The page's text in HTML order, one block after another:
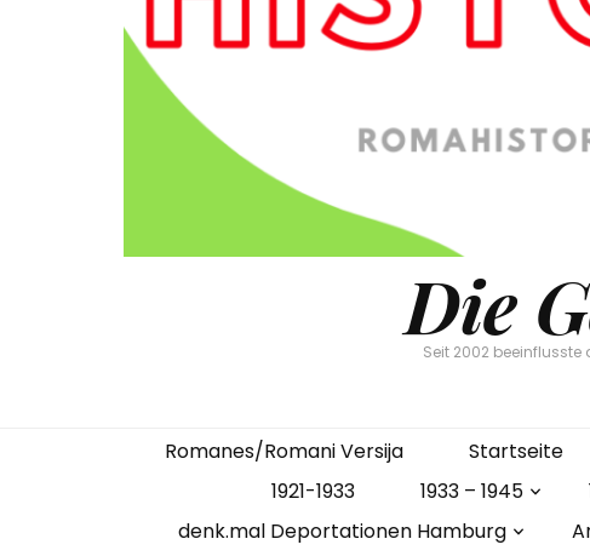
Die
Seit 2002
Romanes/Romani Versija Startseite
1921-1933
1933 – 1945
denk.mal Deportationen Hamburg